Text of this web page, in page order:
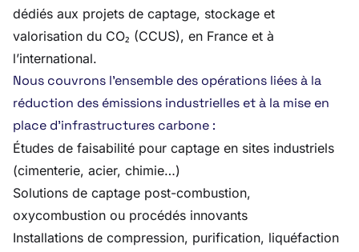
dédiés aux projets de captage, stockage et
valorisation du CO₂ (CCUS), en France et à
l’international.
Nous couvrons l’ensemble des opérations liées à la
réduction des émissions industrielles et à la mise en
place d’infrastructures carbone :
Études de faisabilité pour captage en sites industriels
(cimenterie, acier, chimie…)
Solutions de captage post-combustion,
oxycombustion ou procédés innovants
Installations de compression, purification, liquéfaction